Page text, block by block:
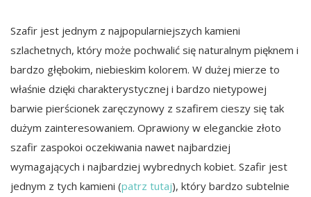
Szafir jest jednym z najpopularniejszych kamieni
szlachetnych, który może pochwalić się naturalnym pięknem i
bardzo głębokim, niebieskim kolorem. W dużej mierze to
właśnie dzięki charakterystycznej i bardzo nietypowej
barwie pierścionek zaręczynowy z szafirem cieszy się tak
dużym zainteresowaniem. Oprawiony w eleganckie złoto
szafir zaspokoi oczekiwania nawet najbardziej
wymagających i najbardziej wybrednych kobiet. Szafir jest
jednym z tych kamieni (patrz tutaj), który bardzo subtelnie